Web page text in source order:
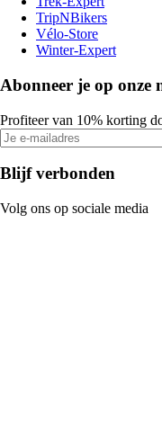
TripNBikers
Vélo-Store
Winter-Expert
Abonneer je op onze
Profiteer van 10% korting
Blijf verbonden
Volg ons op sociale media